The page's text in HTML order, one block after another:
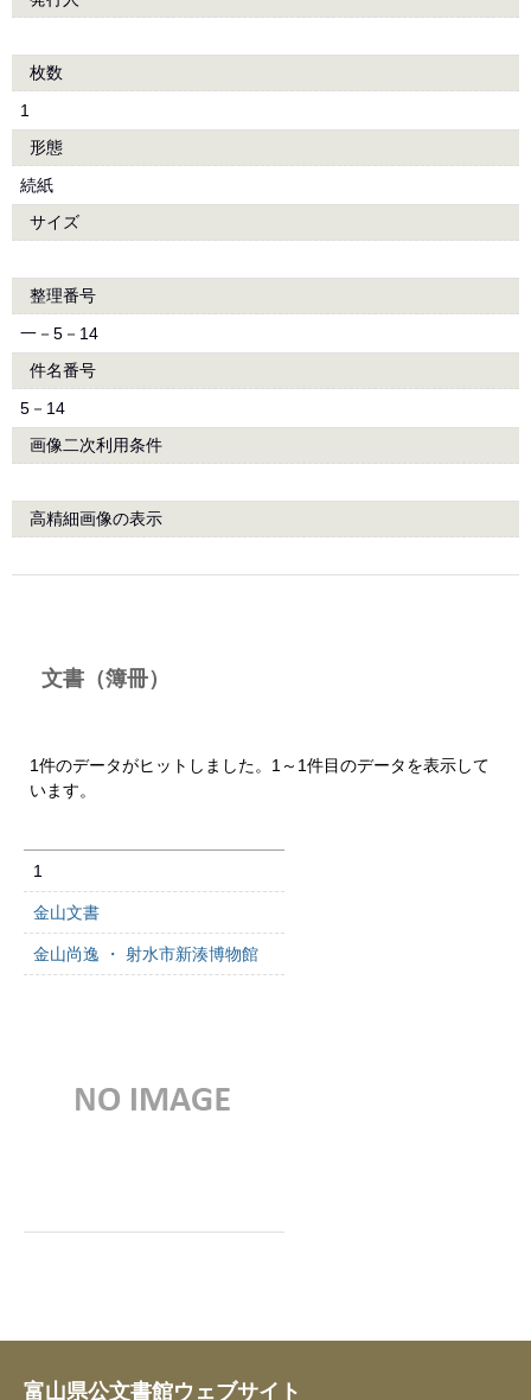
枚数
1
形態
続紙
サイズ
整理番号
一－5－14
件名番号
5－14
画像二次利用条件
高精細画像の表示
文書（簿冊）
1件のデータがヒットしました。1～1件目のデータを表示して
います。
1
金山文書
金山尚逸 ・ 射水市新湊博物館
富山県公文書館ウェブサイト